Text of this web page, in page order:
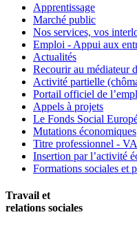
Apprentissage
Marché public
Nos services, vos
Emploi - Appui aux
Actualités
Recourir au médiateur
Activité partielle
Portail officiel de
Appels à projets
Le Fonds Social
Mutations économiques
Titre professionnel -
Insertion par l’activité
Formations sociales et
Travail et
relations sociales